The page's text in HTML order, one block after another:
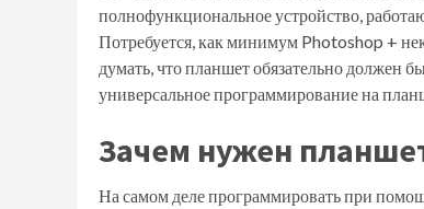
полнофункциональное устройство,
Потребуется, как минимум Photoshop +
думать, что планшет обязательно должен
универсальное программирование на
Зачем нужен
На самом деле программировать при